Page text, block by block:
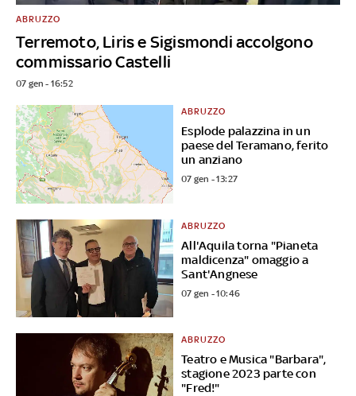
Terremoto, Liris e Sigismondi accolgono
commissario Castelli
ABRUZZO
07 gen - 16:52
Esplode palazzina in un
paese del Teramano, ferito
un anziano
ABRUZZO
07 gen - 13:27
All'Aquila torna "Pianeta
maldicenza" omaggio a
Sant'Angnese
ABRUZZO
07 gen - 10:46
Teatro e Musica "Barbara",
stagione 2023 parte con
"Fred!"
ABRUZZO